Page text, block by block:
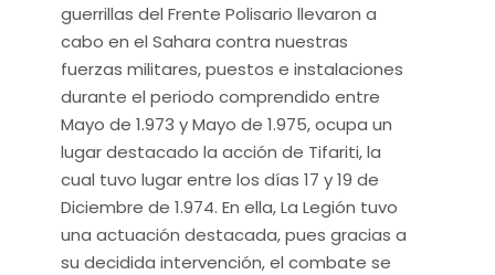
guerrillas del Frente Polisario llevaron a
cabo en el Sahara contra nuestras
fuerzas militares, puestos e instalaciones
durante el periodo comprendido entre
Mayo de 1.973 y Mayo de 1.975, ocupa un
lugar destacado la acción de Tifariti, la
cual tuvo lugar entre los días 17 y 19 de
Diciembre de 1.974. En ella, La Legión tuvo
una actuación destacada, pues gracias a
su decidida intervención, el combate se